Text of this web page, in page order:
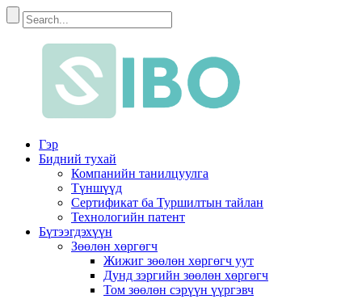
Гэр
Бидний тухай
Компанийн танилцуулга
Түншүүд
Сертификат ба Туршилтын тайлан
Технологийн патент
Бүтээгдэхүүн
Зөөлөн хөргөгч
Жижиг зөөлөн хөргөгч уут
Дунд зэргийн зөөлөн хөргөгч
Том зөөлөн сэрүүн үүргэвч